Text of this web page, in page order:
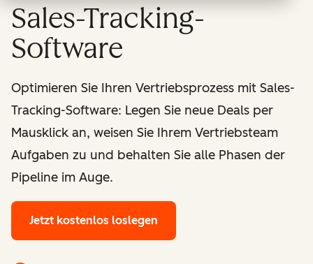
Sales-Tracking-
Software
Optimieren Sie Ihren Vertriebsprozess mit Sales-
Tracking-Software: Legen Sie neue Deals per
Mausklick an, weisen Sie Ihrem Vertriebsteam
Aufgaben zu und behalten Sie alle Phasen der
Pipeline im Auge.
Jetzt kostenlos loslegen